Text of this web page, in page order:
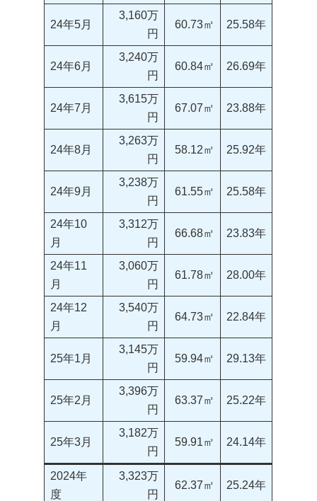
24年5月
3,160万
円
60.73㎡ 25.58年
24年6月
3,240万
円
60.84㎡ 26.69年
24年7月
3,615万
円
67.07㎡ 23.88年
24年8月
3,263万
円
58.12㎡ 25.92年
24年9月
3,238万
円
61.55㎡ 25.58年
24年10
月
3,312万
円
66.68㎡ 23.83年
24年11
月
3,060万
円
61.78㎡ 28.00年
24年12
月
3,540万
円
64.73㎡ 22.84年
25年1月
3,145万
円
59.94㎡ 29.13年
25年2月
3,396万
円
63.37㎡ 25.22年
25年3月
3,182万
円
59.91㎡ 24.14年
2024年
度
3,323万
円
62.37㎡ 25.24年